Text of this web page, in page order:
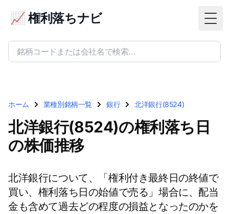
📈 権利落ちナビ
ホーム 業種別銘柄一覧 銀行 北洋銀行(8524)
北洋銀行(8524)の権利落ち日
の株価推移
北洋銀行について、「権利付き最終日の終値で
買い、権利落ち日の始値で売る」場合に、配当
金も含めて過去どの程度の損益となったのかを